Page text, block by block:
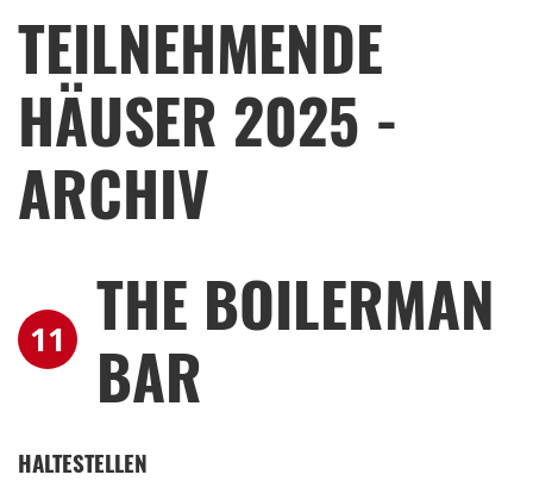
TEILNEHMENDE
HÄUSER 2025 -
ARCHIV
11
THE BOILERMAN
BAR
HALTESTELLEN